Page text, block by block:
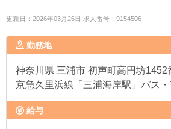
更新日：2026年03月26日 求人番号：9154506
勤務地
神奈川県 三浦市 初声町高円坊1452
京急久里浜線「三浦海岸駅」バス
給与